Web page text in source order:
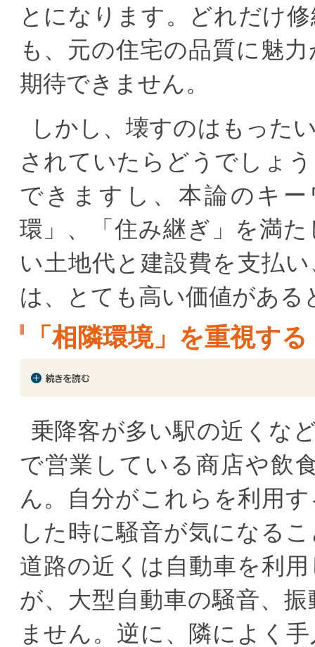
とになります。どれだけ
も、元の住宅の品質に魅
期待できません。
しかし、壊すのはもった
されていたらどうでしょ
できますし、本論のキ
環」、「住み継ぎ」を満
い土地代と建設費を支払
は、とても高い価値がある
「相隣環境」を重視する
乗降客が多い駅の近くな
で営業している商店や飲
ん。自分がこれらを利用
した時に騒音が気になる
道路の近くは自動車を利
が、大型自動車の騒音、
ません。逆に、隣によく